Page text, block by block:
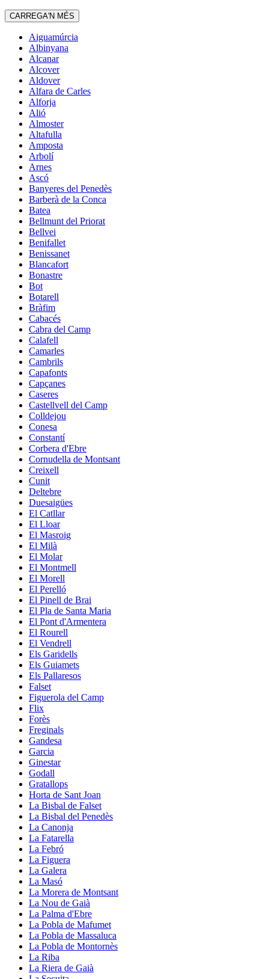
CARREGA'N MÉS
Aiguamúrcia
Albinyana
Alcanar
Alcover
Aldover
Alfara de Carles
Alforja
Alió
Almoster
Altafulla
Amposta
Arbolí
Arnes
Ascó
Banyeres del Penedès
Barberà de la Conca
Batea
Bellmunt del Priorat
Bellvei
Benifallet
Benissanet
Blancafort
Bonastre
Bot
Botarell
Bràfim
Cabacés
Cabra del Camp
Calafell
Camarles
Cambrils
Capafonts
Capçanes
Caseres
Castellvell del Camp
Colldejou
Conesa
Constantí
Corbera d'Ebre
Cornudella de Montsant
Creixell
Cunit
Deltebre
Duesaigües
El Catllar
El Lloar
El Masroig
El Milà
El Molar
El Montmell
El Morell
El Perelló
El Pinell de Brai
El Pla de Santa Maria
El Pont d'Armentera
El Rourell
El Vendrell
Els Garidells
Els Guiamets
Els Pallaresos
Falset
Figuerola del Camp
Flix
Forès
Freginals
Gandesa
Garcia
Ginestar
Godall
Gratallops
Horta de Sant Joan
La Bisbal de Falset
La Bisbal del Penedès
La Canonja
La Fatarella
La Febró
La Figuera
La Galera
La Masó
La Morera de Montsant
La Nou de Gaià
La Palma d'Ebre
La Pobla de Mafumet
La Pobla de Massaluca
La Pobla de Montornès
La Riba
La Riera de Gaià